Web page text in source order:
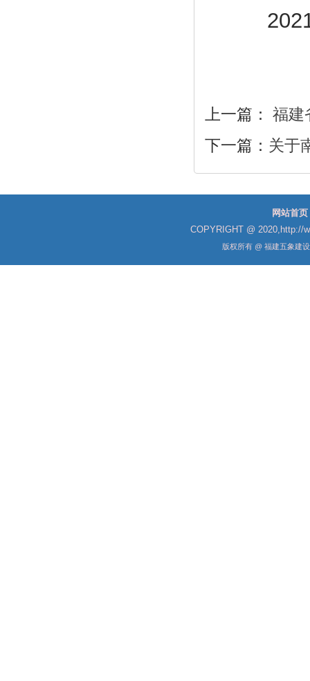
上一篇：
福建
下一篇： 关于
网站首页
COPYRIGHT @ 2020,http://
版权所有 @ 福建五象建